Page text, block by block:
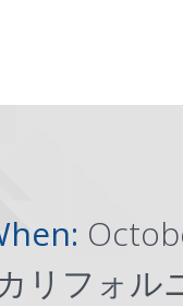
カリフォル